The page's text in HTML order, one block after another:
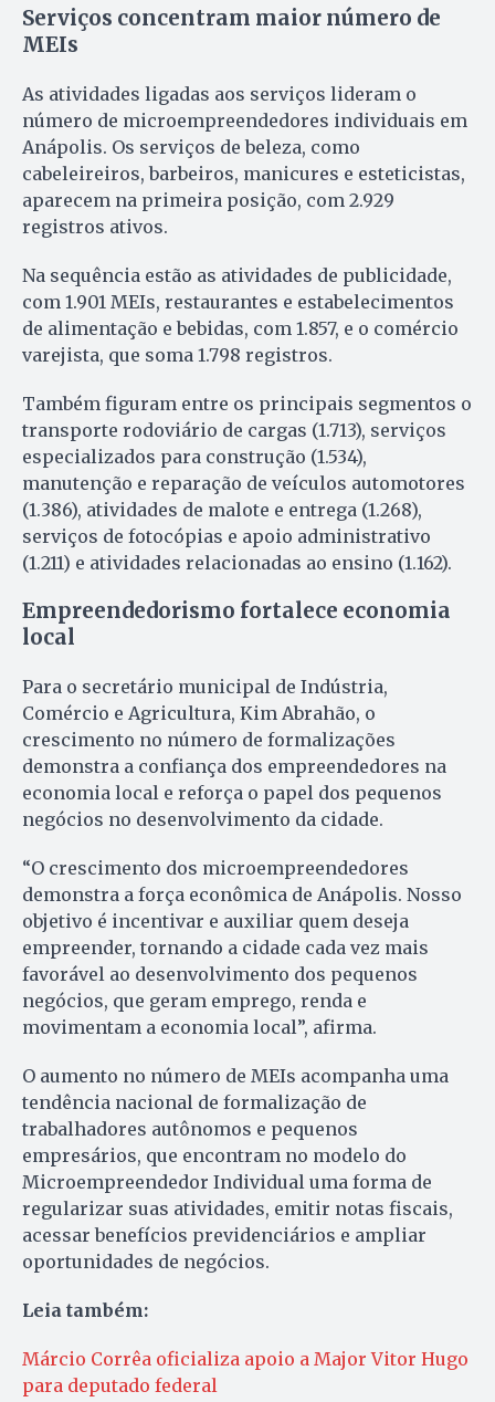
Serviços concentram maior número de
MEIs
As atividades ligadas aos serviços lideram o
número de microempreendedores individuais em
Anápolis. Os serviços de beleza, como
cabeleireiros, barbeiros, manicures e esteticistas,
aparecem na primeira posição, com 2.929
registros ativos.
Na sequência estão as atividades de publicidade,
com 1.901 MEIs, restaurantes e estabelecimentos
de alimentação e bebidas, com 1.857, e o comércio
varejista, que soma 1.798 registros.
Também figuram entre os principais segmentos o
transporte rodoviário de cargas (1.713), serviços
especializados para construção (1.534),
manutenção e reparação de veículos automotores
(1.386), atividades de malote e entrega (1.268),
serviços de fotocópias e apoio administrativo
(1.211) e atividades relacionadas ao ensino (1.162).
Empreendedorismo fortalece economia
local
Para o secretário municipal de Indústria,
Comércio e Agricultura, Kim Abrahão, o
crescimento no número de formalizações
demonstra a confiança dos empreendedores na
economia local e reforça o papel dos pequenos
negócios no desenvolvimento da cidade.
“O crescimento dos microempreendedores
demonstra a força econômica de Anápolis. Nosso
objetivo é incentivar e auxiliar quem deseja
empreender, tornando a cidade cada vez mais
favorável ao desenvolvimento dos pequenos
negócios, que geram emprego, renda e
movimentam a economia local”, afirma.
O aumento no número de MEIs acompanha uma
tendência nacional de formalização de
trabalhadores autônomos e pequenos
empresários, que encontram no modelo do
Microempreendedor Individual uma forma de
regularizar suas atividades, emitir notas fiscais,
acessar benefícios previdenciários e ampliar
oportunidades de negócios.
Leia também:
Márcio Corrêa oficializa apoio a Major Vitor Hugo
para deputado federal